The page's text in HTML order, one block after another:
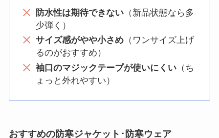
防水性は期待できない（新品状態なら多
少弾く）
サイズ感がやや小さめ（ワンサイズ上げ
るのがおすすめ）
袖口のマジックテープが使いにくい（ち
ょっと外れやすい）
おすすめの防寒ジャケット･防寒ウェア